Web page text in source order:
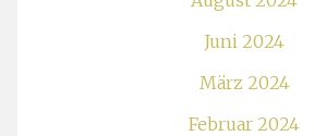
Juni 2024
März 2024
Februar 2024